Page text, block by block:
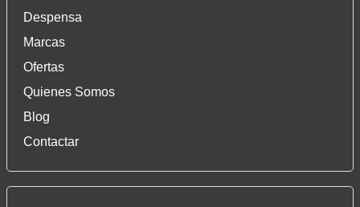
Despensa
Marcas
Ofertas
Quienes Somos
Blog
Contactar